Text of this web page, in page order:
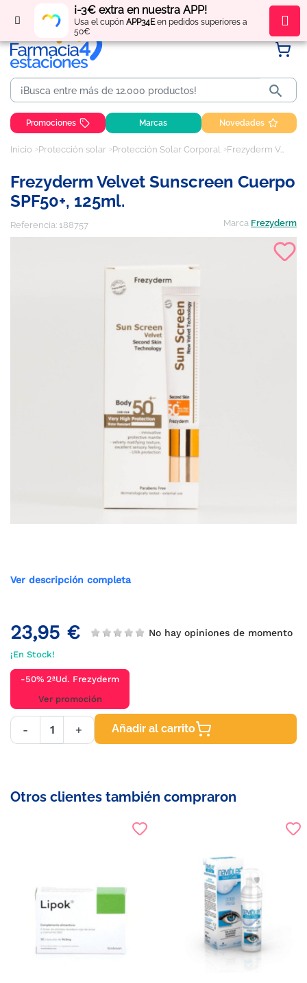
¡-3€ extra en nuestra APP!
Usa el cupón APP34Een pedidos superiores a
50€
Regístratey obténpuntos por tus compras

Promociones Marcas Novedades
Inicio Protección solar Protección Solar Corporal Frezyderm Velvet Sunscreen Cuerpo SPF50+, 125ml.
Frezyderm Velvet Sunscreen Cuerpo
SPF50+, 125ml.
Referencia: 188757 Marca Frezyderm
Ver descripción completa
23,95 € No hay opiniones de momento
¡En Stock!
-50% 2ªUd. Frezyderm
Ver promoción
- + Añadir al carrito
Otros clientes también compraron